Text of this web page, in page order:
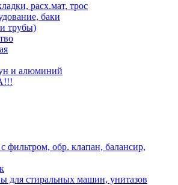
расх.мат, трос
баки
трубы)
и алюминий
фильтром, обр. клапан, балансир,
для стиральных машин, унитазов